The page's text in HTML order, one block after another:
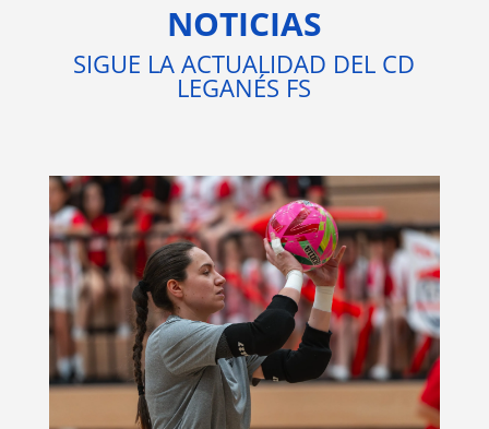
NOTICIAS
SIGUE LA ACTUALIDAD DEL CD
LEGANÉS FS